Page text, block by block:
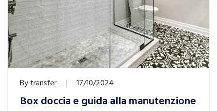
Bytransfer 17/10/2024
Box doccia e guida alla manutenzione